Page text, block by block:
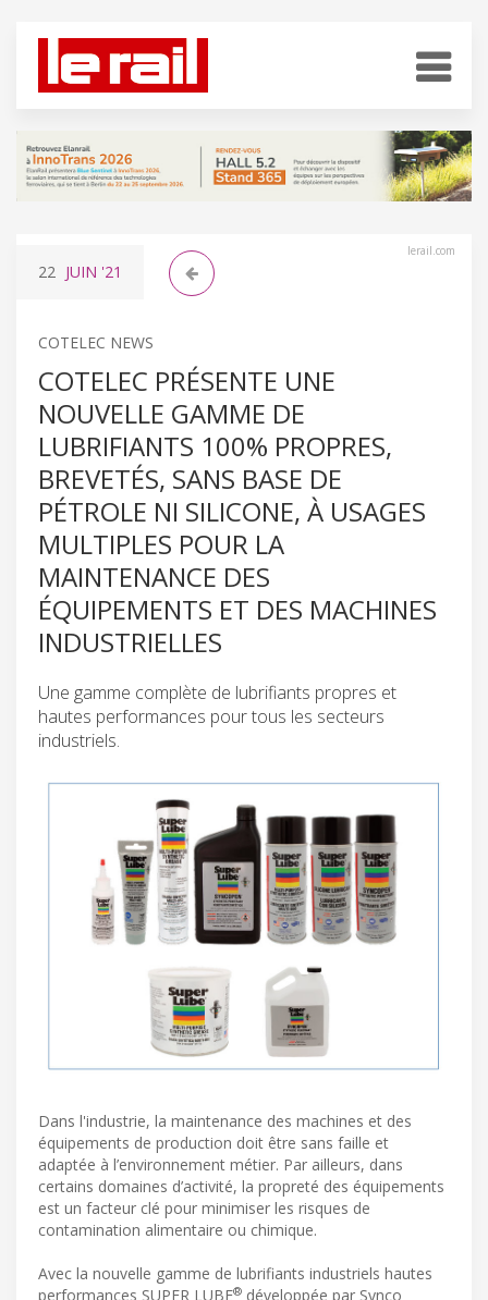
lerail.com
22 JUIN '21
COTELEC NEWS
COTELEC PRÉSENTE UNE
NOUVELLE GAMME DE
LUBRIFIANTS 100% PROPRES,
BREVETÉS, SANS BASE DE
PÉTROLE NI SILICONE, À USAGES
MULTIPLES POUR LA
MAINTENANCE DES
ÉQUIPEMENTS ET DES MACHINES
INDUSTRIELLES
Une gamme complète de lubrifiants propres et
hautes performances pour tous les secteurs
industriels.
Dans l'industrie, la maintenance des machines et des
équipements de production doit être sans faille et
adaptée à l’environnement métier. Par ailleurs, dans
certains domaines d’activité, la propreté des équipements
est un facteur clé pour minimiser les risques de
contamination alimentaire ou chimique.
Avec la nouvelle gamme de lubrifiants industriels hautes
performances SUPER LUBE® développée par Synco